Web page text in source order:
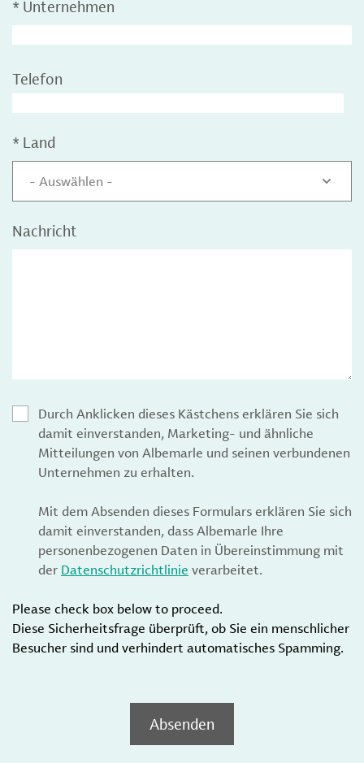
* Unternehmen
Telefon
* Land
- Auswählen -
Nachricht
Durch Anklicken dieses Kästchens erklären Sie sich
damit einverstanden, Marketing- und ähnliche
Mitteilungen von Albemarle und seinen verbundenen
Unternehmen zu erhalten.
Mit dem Absenden dieses Formulars erklären Sie sich
damit einverstanden, dass Albemarle Ihre
personenbezogenen Daten in Übereinstimmung mit
der Datenschutzrichtlinie verarbeitet.
Please check box below to proceed.
Diese Sicherheitsfrage überprüft, ob Sie ein menschlicher
Besucher sind und verhindert automatisches Spamming.
Absenden